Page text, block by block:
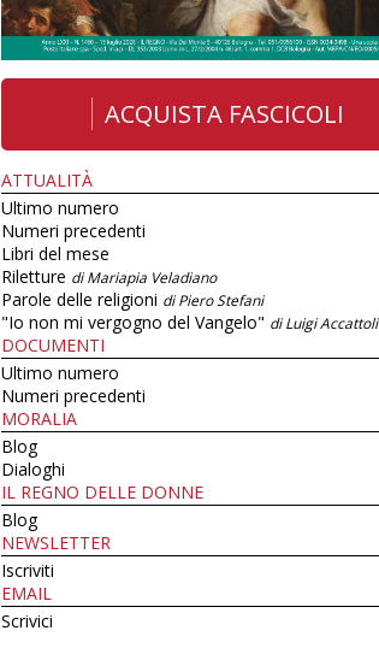
ACQUISTA FASCICOLI
ATTUALITÀ
Ultimo numero
Numeri precedenti
Libri del mese
Riletture di Mariapia Veladiano
Parole delle religioni di Piero Stefani
"Io non mi vergogno del Vangelo" di Luigi Accattoli
DOCUMENTI
Ultimo numero
Numeri precedenti
MORALIA
Blog
Dialoghi
IL REGNO DELLE DONNE
Blog
NEWSLETTER
Iscriviti
EMAIL
Scrivici